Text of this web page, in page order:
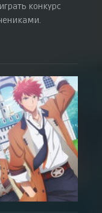
конкурс